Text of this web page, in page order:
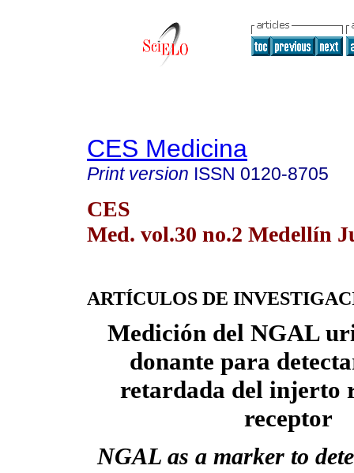
CES Medicina
Print version ISSN 0120-8705
CES
Med. vol.30 no.2 Medellín
ARTÍCULOS DE
Medición del NGAL
donante para
retardada del injerto
receptor
NGAL as a marker to